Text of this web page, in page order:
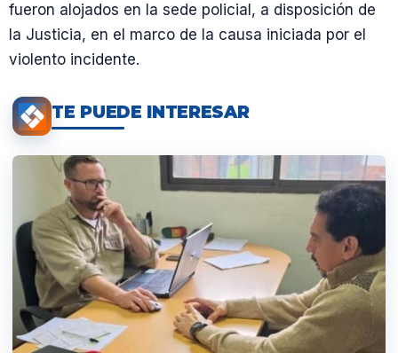
fueron alojados en la sede policial, a disposición de
la Justicia, en el marco de la causa iniciada por el
violento incidente.
TE PUEDE INTERESAR